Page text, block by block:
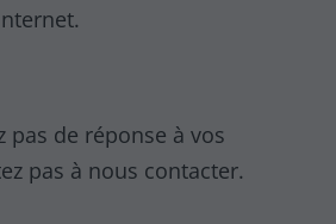
pas de réponse à vos
pas à nous contacter.